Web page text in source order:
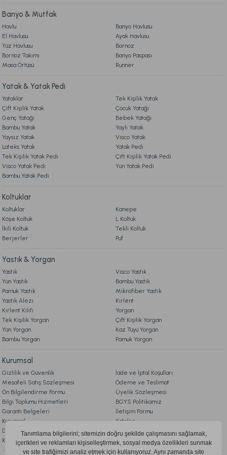
7. KAMPANYA & İNDİRİMLER
9. YATAK & KOLTUK SİPARİŞ VE İADE İŞLEMLERİ
Soft Bamboo Yastık 50 x 70 cm
Visco Travel Yastık Classic Standart
459,00 TL
Online'a Özel
Visco Travel Yastık Gri
549,00 TL
Visco Fly Soft Yastık 64x28x12,5 cm
1.190,00 TL
Online'a Özel
1.679,00 TL
Visco Air Yastık 2'li Avantajlı Paket 60 x 40 cm - Beyaz
%20
İndirim
3.998,00 TL
3.199,00 TL
Calista Pike Çift Kişilik - Sarı
%20
İndirim
1.429,00 TL
Ücretsiz Kargo
Banyo & Mutfak
Havlu
Banyo Havlusu
El Havlusu
Ayak Havlusu
Yüz Havlusu
Bornoz
Bornoz Takımı
Banyo Paspası
Masa Örtüsü
Runner
Yatak & Yatak Pedi
Yataklar
Tek Kişilik Yatak
Çift Kişilik Yatak
Çocuk Yatağı
Genç Yatağı
Bebek Yatağı
Bambu Yatak
Yaylı Yatak
Yaysız Yatak
Visco Yatak
Lateks Yatak
Yatak Pedi
Tek Kişilik Yatak Pedi
Çift Kişilik Yatak Pedi
Visco Yatak Pedi
Yün Yatak Pedi
Bambu Yatak Pedi
Koltuklar
Koltuklar
Kanepe
Köşe Koltuk
L Koltuk
İkili Koltuk
Tekli Koltuk
Berjerler
Puf
Yastık & Yorgan
Yastık
Visco Yastık
Yün Yastık
Bambu Yastık
Pamuk Yastık
Mikrofiber Yastık
Yastık Alezi
Kırlent
Kırlent Kılıfı
Yorgan
Tek Kişilik Yorgan
Çift Kişilik Yorgan
Yün Yorgan
Kaz Tüyü Yorgan
Bambu Yorgan
Pamuk Yorgan
Kurumsal
Gizlilik ve Güvenlik
İade ve İptal Koşulları
Mesafeli Satış Sözleşmesi
Ödeme ve Teslimat
Ön Bilgilendirme Formu
Üyelik Sözleşmesi
Bilgi Toplumu Hizmetleri
BGYS Politikamız
Garanti Belgeleri
İletişim Formu
Kurumsal
Katalog
Doqu Blog
Çerez Politikası
KVKK Aydınlatma Metni